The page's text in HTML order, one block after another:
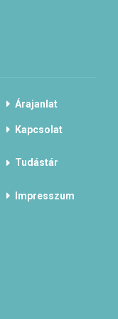
Árajanlat
Kapcsolat
Tudástár
Impresszum